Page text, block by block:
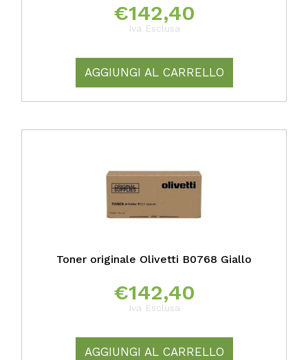
€142,40
Iva Esclusa
AGGIUNGI AL CARRELLO
Toner originale Olivetti B0768 Giallo
€142,40
Iva Esclusa
AGGIUNGI AL CARRELLO